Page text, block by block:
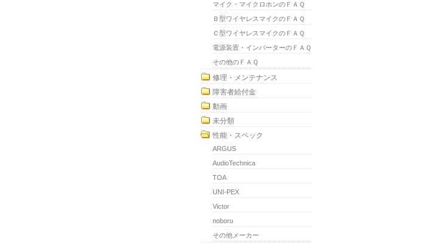
マイク・マイクロホンのＦＡＱ
Ｂ型ワイヤレスマイクのＦＡＱ
Ｃ型ワイヤレスマイクのＦＡＱ
電源装置・インバーターのＦＡＱ
その他のＦＡＱ
修理・メンテナンス
障害者給付金
動画
未分類
性能・スペック
ARGUS
AudioTechnica
TOA
UNI-PEX
Victor
noboru
その他メーカー